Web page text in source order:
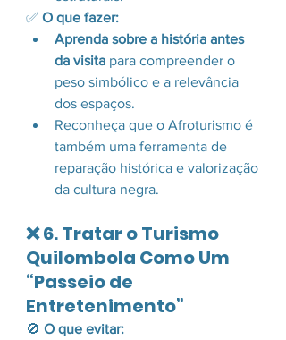
✅ O que fazer:
Aprenda sobre a história antes
da visita para compreender o
peso simbólico e a relevância
dos espaços.
Reconheça que o Afroturismo é
também uma ferramenta de
reparação histórica e valorização
da cultura negra.
❌ 6. Tratar o Turismo
Quilombola Como Um
“Passeio de
Entretenimento”
🚫 O que evitar: